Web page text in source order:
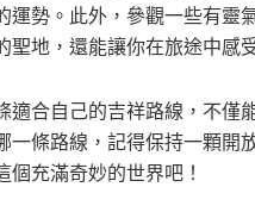
運勢。此外，參觀一些有靈
聖地，還能讓你在旅途中感
適合自己的吉祥路線，不僅
一條路線，記得保持一顆開
充滿奇妙的世界吧！